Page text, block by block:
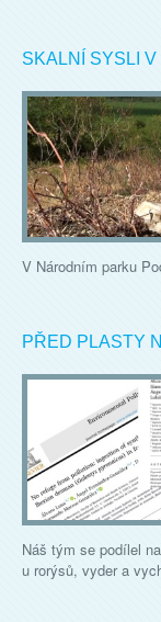
SKALNÍ SYSLI V
V Národním parku
PŘED PLASTY
Náš tým se podílel
u rorýsů, vyder a